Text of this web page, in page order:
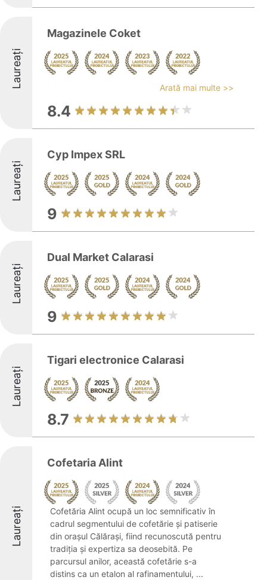
Laureați
Magazinele Coket
Arată mai multe >>
8.4
Laureați
Cyp Impex SRL
9
Laureați
Dual Market Calarasi
9
Laureați
Tigari electronice Calarasi
8.7
Laureați
Cofetaria Alint
Cofetăria Alint ocupă un loc semnificativ în
cadrul segmentului de cofetărie și patiserie
din orașul Călărași, fiind recunoscută pentru
tradiția și expertiza sa deosebită. Pe
parcursul anilor, această cofetărie s-a
distins ca un etalon al rafinamentului, ...